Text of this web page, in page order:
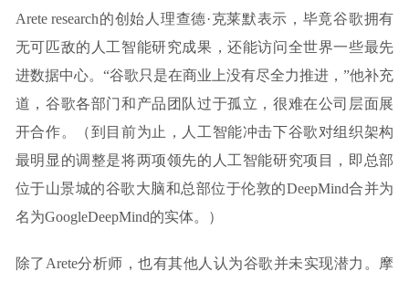
Arete research的创始人理查德·克莱默表示，毕竟谷歌拥有
无可匹敌的人工智能研究成果，还能访问全世界一些最先
进数据中心。“谷歌只是在商业上没有尽全力推进，”他补充
道，谷歌各部门和产品团队过于孤立，很难在公司层面展
开合作。（到目前为止，人工智能冲击下谷歌对组织架构
最明显的调整是将两项领先的人工智能研究项目，即总部
位于山景城的谷歌大脑和总部位于伦敦的DeepMind合并为
名为GoogleDeepMind的实体。）
除了Arete分析师，也有其他人认为谷歌并未实现潜力。摩